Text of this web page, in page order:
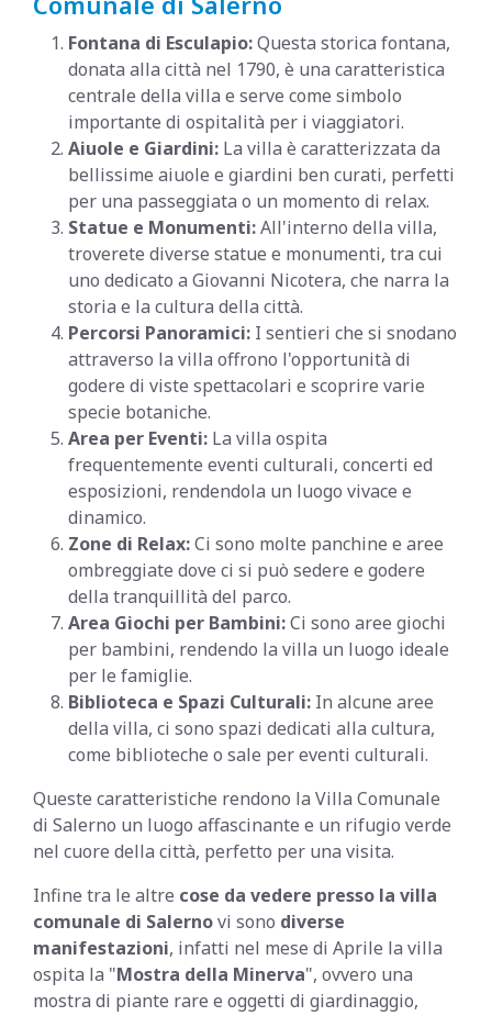
Fontana di Esculapio:Questa storica fontana,
donata alla città nel 1790, è una caratteristica
centrale della villa e serve come simbolo
importante di ospitalità per i viaggiatori.
Aiuole e Giardini: La villa è caratterizzata da
bellissime aiuole e giardini ben curati, perfetti
per una passeggiata o un momento di relax.
Statue e Monumenti:All'interno della villa,
troverete diverse statue e monumenti, tra cui
uno dedicato a Giovanni Nicotera, che narra la
storia e la cultura della città.
Percorsi Panoramici: I sentieri che si snodano
attraverso la villa offrono l'opportunità di
godere di viste spettacolari e scoprire varie
specie botaniche.
Area per Eventi: La villa ospita
frequentemente eventi culturali, concerti ed
esposizioni, rendendola un luogo vivace e
dinamico.
Zone di Relax:Ci sono molte panchine e aree
ombreggiate dove ci si può sedere e godere
della tranquillità del parco.
Area Giochi per Bambini:Ci sono aree giochi
per bambini, rendendo la villa un luogo ideale
per le famiglie.
Biblioteca e Spazi Culturali: In alcune aree
della villa, ci sono spazi dedicati alla cultura,
come biblioteche o sale per eventi culturali.
Queste caratteristiche rendono la Villa Comunale
di Salerno un luogo affascinante e un rifugio verde
nel cuore della città, perfetto per una visita.
Infine tra le altre cose da vedere presso la villa
comunale di Salernovi sono diverse
manifestazioni, infatti nel mese di Aprile la villa
ospita la "Mostra della Minerva", ovvero una
mostra di piante rare e oggetti di giardinaggio,